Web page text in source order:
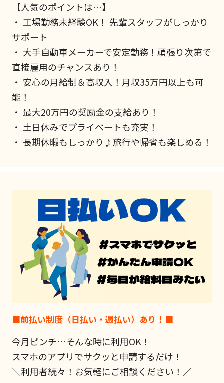
【人気のポイントは…】
・ 工場勤務未経験OK！ 先輩スタッフがしっかり
サポート
・ 大手自動車メーカーで安定勤務！頑張り次第で
直接雇用のチャンスあり！
・ 安心の月給制＆高収入！月収35万円以上も可
能！
・ 最大20万円の奨励金の支給あり！
・ 土日休みでプライベートも充実！
・ 長期休暇もしっかり♪旅行や帰省も楽しめる！
■前払い制度（日払い・週払い）あり！■
今月ピンチ…そんな時に利用OK！
スマホのアプリでサクッと申請するだけ！
＼利用者続々！お気軽にご相談ください！／